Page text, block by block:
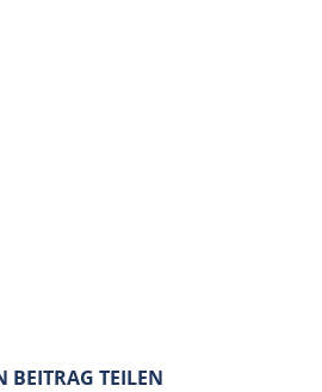
BEITRAG TEILEN